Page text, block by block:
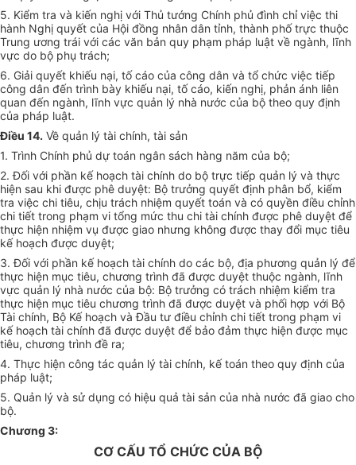
5. Kiểm tra và kiến nghị với Thủ tướng Chính phủ đình chỉ việc thi
hành Nghị quyết của Hội đồng nhân dân tỉnh, thành phố trực thuộc
Trung ương trái với các văn bản quy phạm pháp luật về ngành, lĩnh
vực do bộ phụ trách;
6. Giải quyết khiếu nại, tố cáo của công dân và tổ chức việc tiếp
công dân đến trình bày khiếu nại, tố cáo, kiến nghị, phản ánh liên
quan đến ngành, lĩnh vực quản lý nhà nước của bộ theo quy định
của pháp luật.
Điều 14. Về quản lý tài chính, tài sản
1. Trình Chính phủ dự toán ngân sách hàng năm của bộ;
2. Đối với phần kế hoạch tài chính do bộ trực tiếp quản lý và thực
hiện sau khi được phê duyệt: Bộ trưởng quyết định phân bổ, kiểm
tra việc chi tiêu, chịu trách nhiệm quyết toán và có quyền điều chỉnh
chi tiết trong phạm vi tổng mức thu chi tài chính được phê duyệt để
thực hiện nhiệm vụ được giao nhưng không được thay đổi mục tiêu
kế hoạch được duyệt;
3. Đối với phần kế hoạch tài chính do các bộ, địa phương quản lý để
thực hiện mục tiêu, chương trình đã được duyệt thuộc ngành, lĩnh
vực quản lý nhà nước của bộ: Bộ trưởng có trách nhiệm kiểm tra
thực hiện mục tiêu chương trình đã được duyệt và phối hợp với Bộ
Tài chính, Bộ Kế hoạch và Đầu tư điều chỉnh chi tiết trong phạm vi
kế hoạch tài chính đã được duyệt để bảo đảm thực hiện được mục
tiêu, chương trình đề ra;
4. Thực hiện công tác quản lý tài chính, kế toán theo quy định của
pháp luật;
5. Quản lý và sử dụng có hiệu quả tài sản của nhà nước đã giao cho
bộ.
Chương 3:
CƠ CẤU TỔ CHỨC CỦA BỘ